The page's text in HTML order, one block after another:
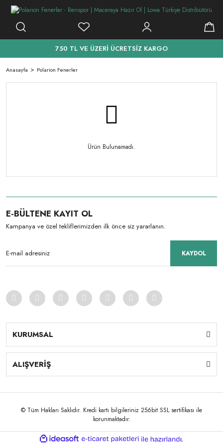
750 TL VE ÜZERİ ÜCRETSİZ KARGO
Anasayfa Polarion Fenerler
Ürün Bulunamadı.
E-BÜLTENE KAYIT OL
Kampanya ve özel tekliflerimizden ilk önce siz yararlanın.
KAYDOL
KURUMSAL
ALIŞVERİŞ
© Tüm Hakları Saklıdır. Kredi kartı bilgileriniz 256bit SSL sertifikası ile
korunmaktadır.
ideasoft
e-